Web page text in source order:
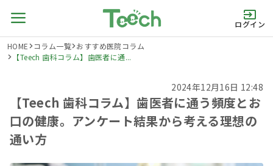
ログイン
HOME コラム一覧 おすすめ医院コラム
【Teech 歯科コラム】歯医者に通...
2024年12月16日 12:48
【Teech 歯科コラム】歯医者に通う頻度とお
口の健康。アンケート結果から考える理想の
通い方